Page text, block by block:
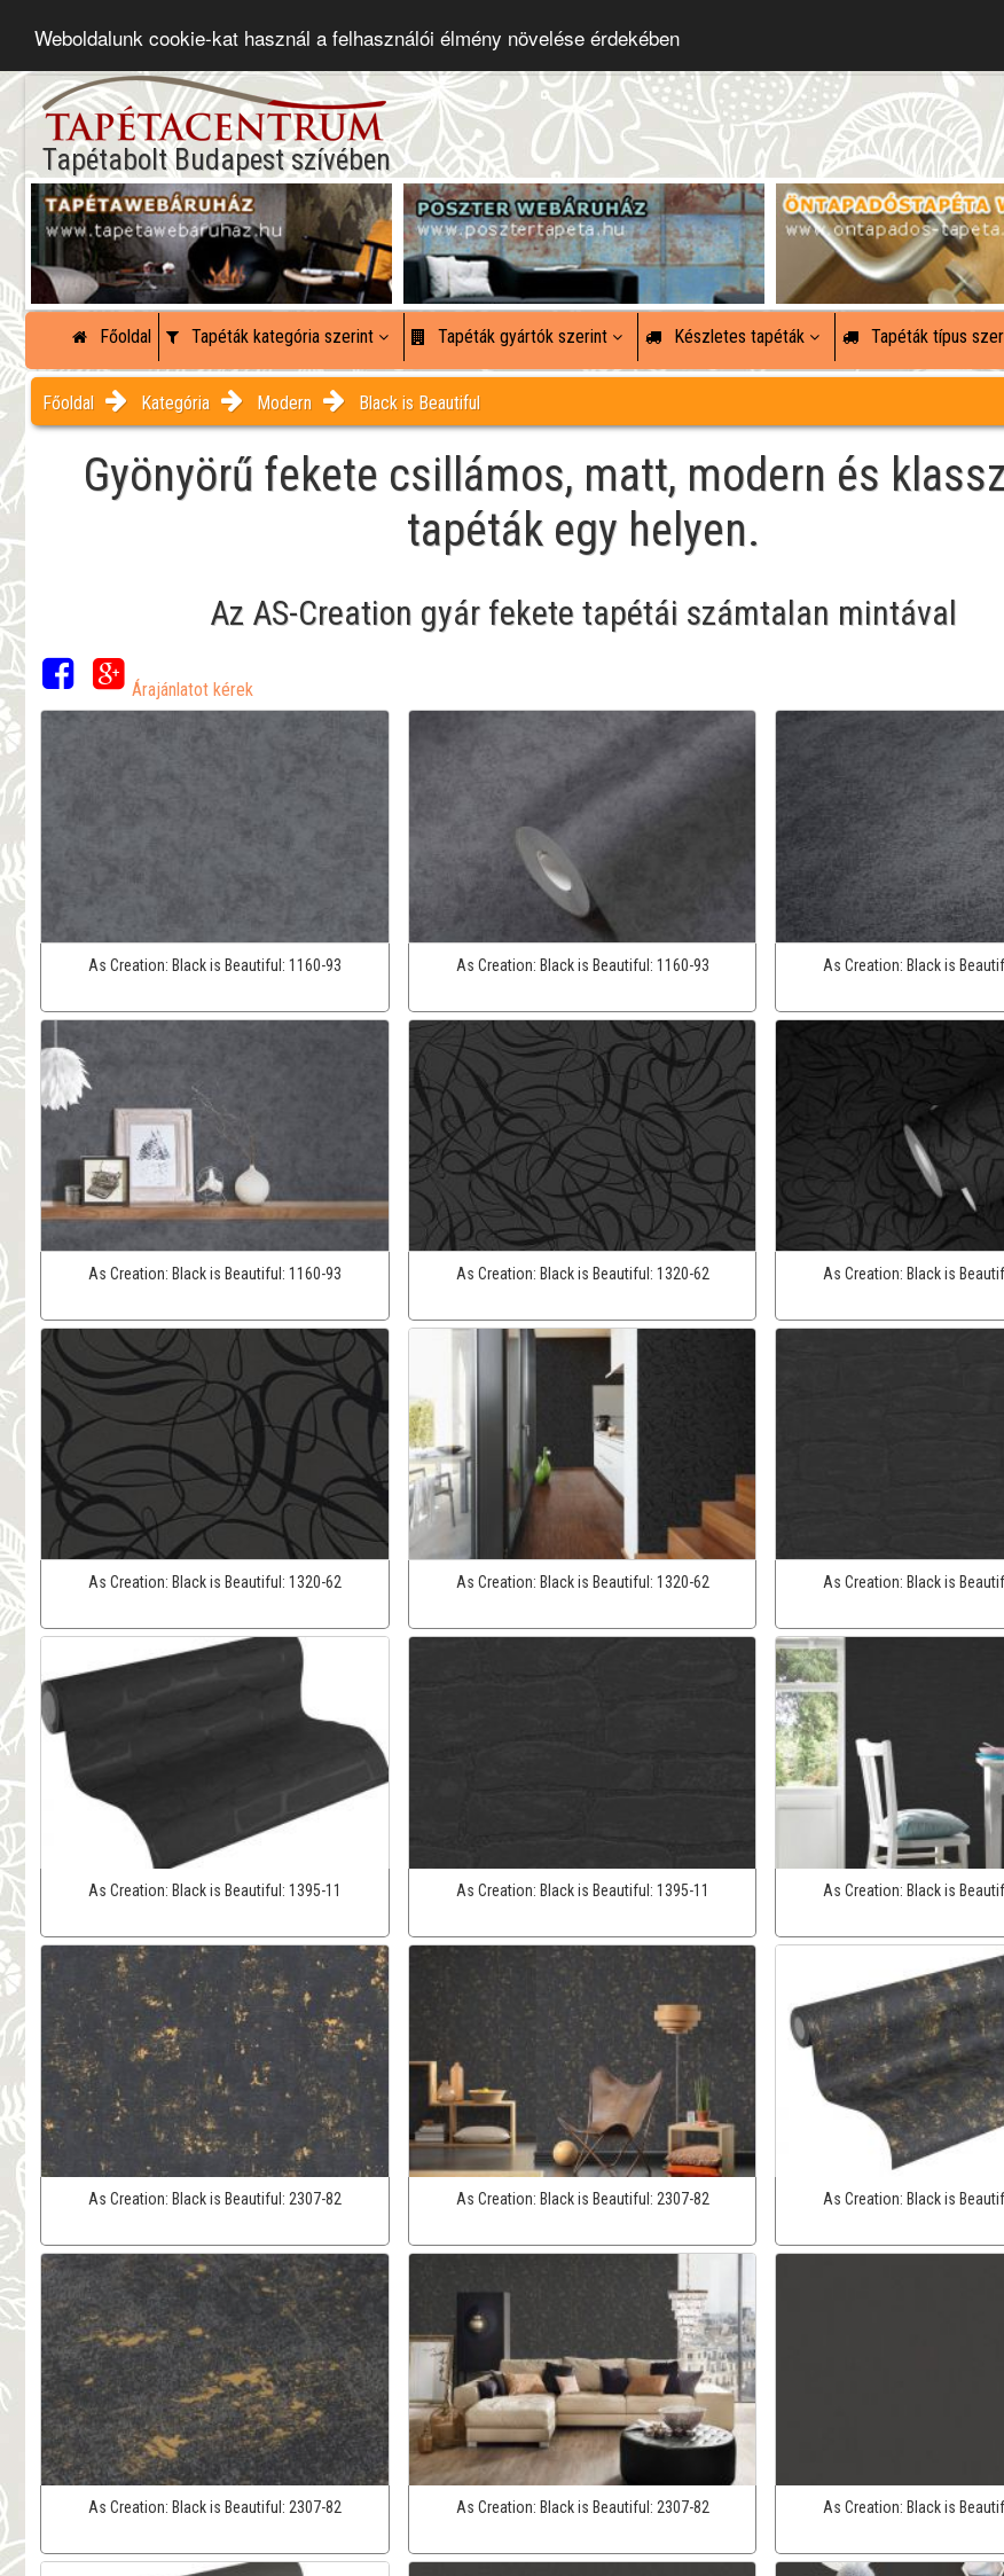
Weboldalunk cookie-kat használ a felhasználói élmény növelése érdekében
Tapétabolt Budapest szívében
Főoldal Tapéták kategória szerint Tapéták gyártók szerint Készletes tapéták Tapéták típus
Főoldal Kategória Modern Black is Beautiful
Gyönyörű fekete csillámos, matt, modern és
tapéták egy helyen.
Az AS-Creation gyár fekete tapétái számtalan mintával
Árajánlatot kérek
As Creation: Black is Beautiful: 1160-93 As Creation: Black is Beautiful: 1160-93 As Creation:Black is
As Creation: Black is Beautiful: 1160-93 As Creation: Black is Beautiful: 1320-62 As Creation: Black is
As Creation: Black is Beautiful: 1320-62 As Creation: Black is Beautiful: 1320-62 As Creation: Black is
As Creation: Black is Beautiful: 1395-11 As Creation: Black is Beautiful: 1395-11 As Creation: Black is
As Creation: Black is Beautiful: 2307-82 As Creation: Black is Beautiful: 2307-82 As Creation: Black is
As Creation: Black is Beautiful: 2307-82 As Creation: Black is Beautiful: 2307-82 As Creation: Black is